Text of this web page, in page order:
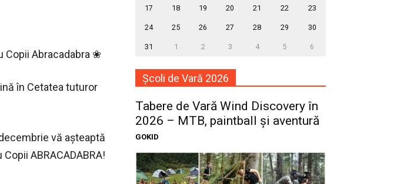
Copii Abracadabra ❀
în Cetatea tuturor
vă așteaptă
ABRACADABRA!
17 18 19 20 21 22 23
24 25 26 27 28 29 30
31 1 2 3 4 5 6
Școli de Vară 2026
Tabere de Vară Wind Discovery în
2026 – MTB, paintball și aventură
GOKID